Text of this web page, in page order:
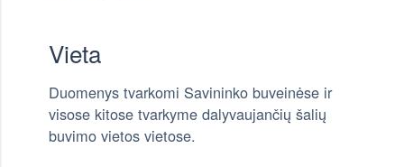
Vieta
Duomenys tvarkomi Savininko buveinėse ir
visose kitose tvarkyme dalyvaujančių šalių
buvimo vietos vietose.